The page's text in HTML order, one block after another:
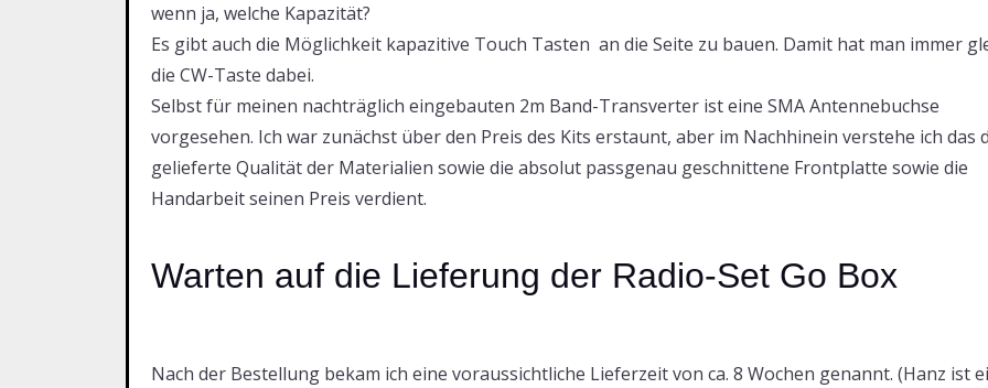
wenn ja, welche Kapazität?
Es gibt auch die Möglichkeit kapazitive Touch Tasten an die Seite zu bauen. Damit hat man immer
die CW-Taste dabei.
Selbst für meinen nachträglich eingebauten 2m Band-Transverter ist eine SMA Antennebuchse
vorgesehen. Ich war zunächst über den Preis des Kits erstaunt, aber im Nachhinein verstehe ich das
gelieferte Qualität der Materialien sowie die absolut passgenau geschnittene Frontplatte sowie die
Handarbeit seinen Preis verdient.
Warten auf die Lieferung der Radio-Set Go Box
Nach der Bestellung bekam ich eine voraussichtliche Lieferzeit von ca. 8 Wochen genannt. (Hanz ist